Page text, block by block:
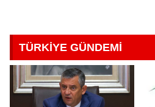
TÜRKİYE GÜNDEMİ